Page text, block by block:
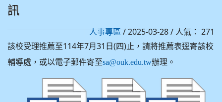
訊
人事專區/ 2025-03-28 / 人氣： 271
該校受理推薦至114年7月31日(四)止，請將推薦表逕寄該校
輔導處，或以電子郵件寄至sa@ouk.edu.tw辦理。